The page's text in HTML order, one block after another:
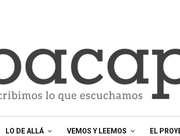
LO DE ALLÁ VEMOS Y LEEMOS EL